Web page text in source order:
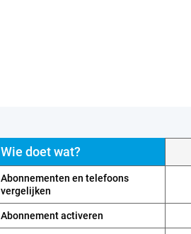
Wie doet wat?
Abonnementen en telefoons
vergelijken
Abonnement activeren